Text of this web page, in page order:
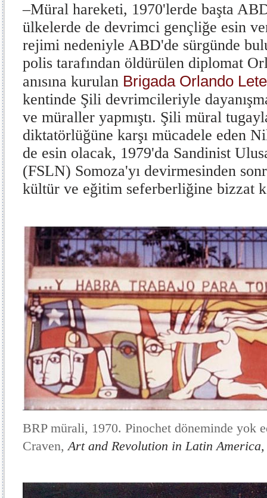
–Müral hareketi, 1970'lerde başta
ülkelerde de devrimci gençliğe esin
rejimi nedeniyle ABD'de sürgünde
polis tarafından öldürülen diplomat
anısına kurulan Brigada Orlando
kentinde Şili devrimcileriyle
ve müraller yapmıştı. Şili müral
diktatörlüğüne karşı mücadele eden
de esin olacak, 1979'da Sandinist
(FSLN) Somoza'yı devirmesinden
kültür ve eğitim seferberliğine bizzat
BRP mürali, 1970. Pinochet döneminde yok
Craven,Art and Revolution in Latin America,